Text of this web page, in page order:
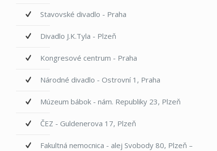
Stavovské divadlo - Praha
Divadlo J.K.Tyla - Plzeň
Kongresové centrum - Praha
Národné divadlo - Ostrovní 1, Praha
Múzeum bábok - nám. Republiky 23, Plzeň
ČEZ - Guldenerova 17, Plzeň
Fakultná nemocnica - alej Svobody 80, Plzeň –